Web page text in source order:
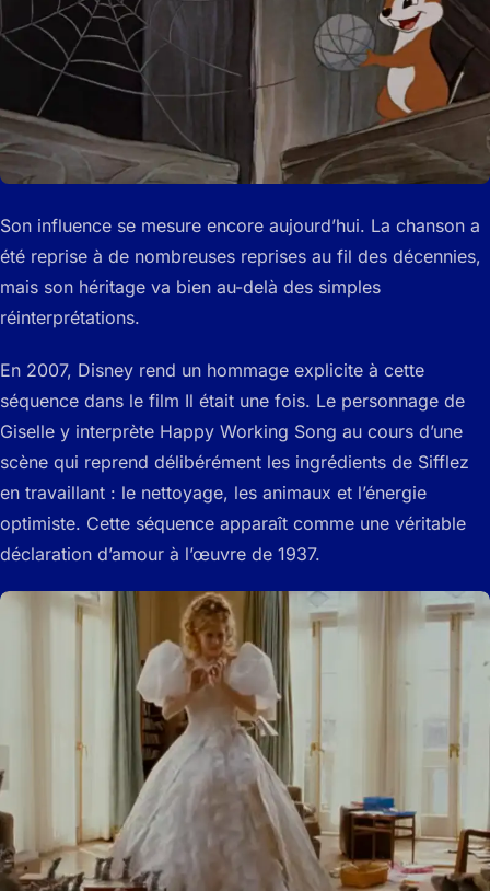
Son influence se mesure encore aujourd’hui. La chanson a
été reprise à de nombreuses reprises au fil des décennies,
mais son héritage va bien au-delà des simples
réinterprétations.
En 2007, Disney rend un hommage explicite à cette
séquence dans le film Il était une fois. Le personnage de
Giselle y interprète Happy Working Song au cours d’une
scène qui reprend délibérément les ingrédients de Sifflez
en travaillant : le nettoyage, les animaux et l’énergie
optimiste. Cette séquence apparaît comme une véritable
déclaration d’amour à l’œuvre de 1937.